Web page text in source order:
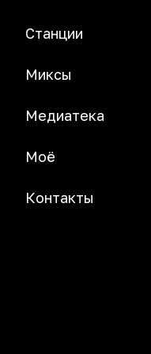
Станции
Миксы
Медиатека
Моё
Контакты